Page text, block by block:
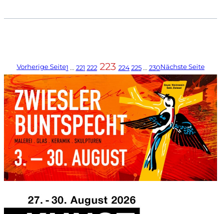
Vorherige Seite1 … 221 222 223 224 225 … 230Nächste Seite